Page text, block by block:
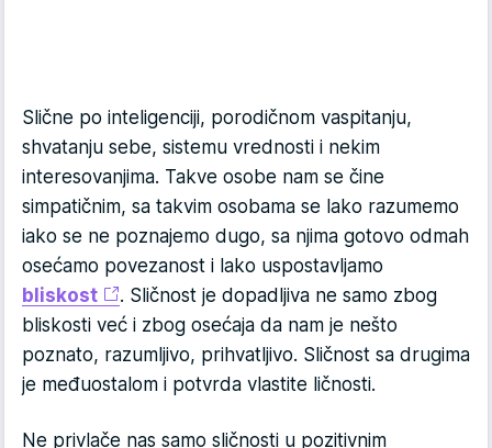
Slične po inteligenciji, porodičnom vaspitanju,
shvatanju sebe, sistemu vrednosti i nekim
interesovanjima. Takve osobe nam se čine
simpatičnim, sa takvim osobama se lako razumemo
iako se ne poznajemo dugo, sa njima gotovo odmah
osećamo povezanost i lako uspostavljamo
bliskost
. Sličnost je dopadljiva ne samo zbog
bliskosti već i zbog osećaja da nam je nešto
poznato, razumljivo, prihvatljivo. Sličnost sa drugima
je međuostalom i potvrda vlastite ličnosti.
Ne privlače nas samo sličnosti u pozitivnim